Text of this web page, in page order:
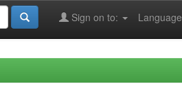
Language
Sign on to: